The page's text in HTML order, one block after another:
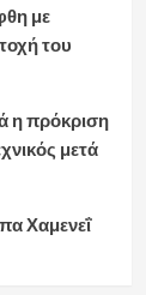
με
του
η πρόκριση
μετά
Χαμενεΐ